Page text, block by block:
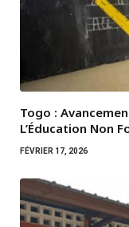
Togo :
L’Éducation Non
FÉVRIER 17, 2026